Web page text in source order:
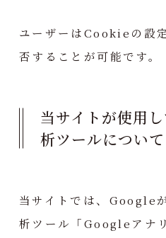
ユーザーはCookieの設
否することが可能です。
当サイトが使用
析ツールについて
当サイトでは、Google
析ツール「Googleアナ